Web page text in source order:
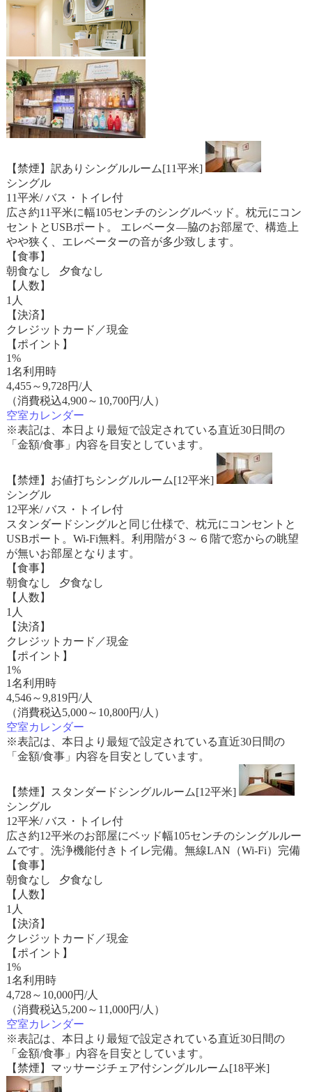
【禁煙】訳ありシングルルーム[11平米]
シングル
11平米/ バス・トイレ付
広さ約11平米に幅105センチのシングルベッド。枕元にコン
セントとUSBポート。 エレベータ―脇のお部屋で、構造上
やや狭く、エレベーターの音が多少致します。
【食事】
朝食なし 夕食なし
【人数】
1人
【決済】
クレジットカード／現金
【ポイント】
1%
1名利用時
4,455～9,728円/人
（消費税込4,900～10,700円/人）
空室カレンダー
※表記は、本日より最短で設定されている直近30日間の
「金額/食事」内容を目安としています。
【禁煙】お値打ちシングルルーム[12平米]
シングル
12平米/ バス・トイレ付
スタンダードシングルと同じ仕様で、枕元にコンセントと
USBポート。Wi-Fi無料。利用階が３～６階で窓からの眺望
が無いお部屋となります。
【食事】
朝食なし 夕食なし
【人数】
1人
【決済】
クレジットカード／現金
【ポイント】
1%
1名利用時
4,546～9,819円/人
（消費税込5,000～10,800円/人）
空室カレンダー
※表記は、本日より最短で設定されている直近30日間の
「金額/食事」内容を目安としています。
【禁煙】スタンダードシングルルーム[12平米]
シングル
12平米/ バス・トイレ付
広さ約12平米のお部屋にベッド幅105センチのシングルルー
ムです。洗浄機能付きトイレ完備。無線LAN（Wi-Fi）完備
【食事】
朝食なし 夕食なし
【人数】
1人
【決済】
クレジットカード／現金
【ポイント】
1%
1名利用時
4,728～ 10,000円/人
（消費税込5,200～11,000円/人）
空室カレンダー
※表記は、本日より最短で設定されている直近30日間の
「金額/食事」内容を目安としています。
【禁煙】マッサージチェア付シングルルーム[18平米]